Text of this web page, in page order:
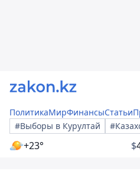
ПолитикаМирФинансыСтатьи
#Выборы в Курултай
+23° $